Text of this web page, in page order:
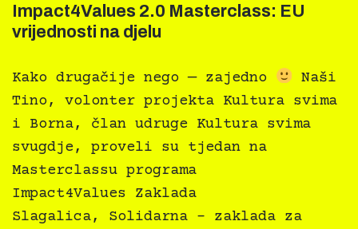
Impact4Values 2.0 Masterclass: EU
vrijednosti na djelu
Kako drugačije nego — zajedno
Naši
Tino, volonter projekta Kultura svima
i Borna, član udruge Kultura svima
svugdje, proveli su tjedan na
Masterclassu programa
Impact4Values Zaklada
Slagalica, Solidarna – zaklada za